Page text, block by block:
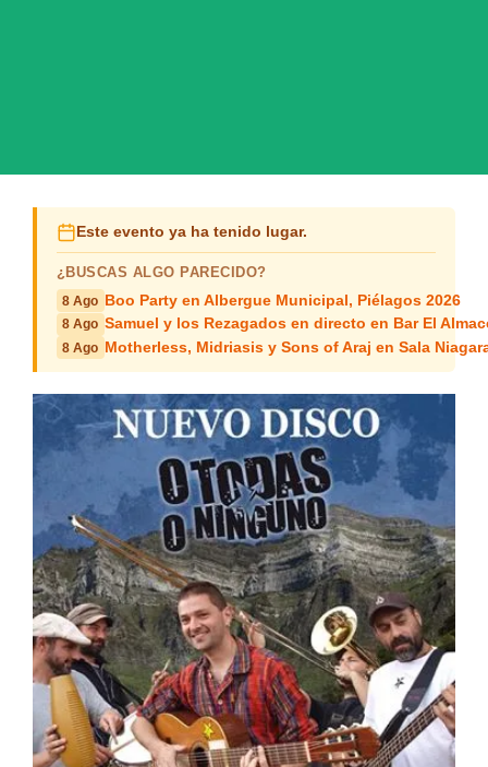
Este evento ya ha tenido lugar.
¿BUSCAS ALGO PARECIDO?
8 Ago Boo Party en Albergue Municipal, Piélagos 2026
8 Ago Samuel y los Rezagados en directo en Bar El
8 Ago Motherless, Midriasis y Sons of Araj en Sala